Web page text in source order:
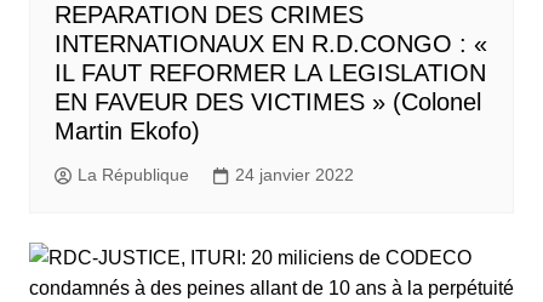
REPARATION DES CRIMES
INTERNATIONAUX EN R.D.CONGO : «
IL FAUT REFORMER LA LEGISLATION
EN FAVEUR DES VICTIMES » (Colonel
Martin Ekofo)
La République 24 janvier 2022